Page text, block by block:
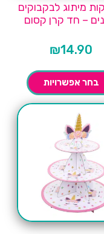
מיתוג לבקבוקים
– חד קרן קסום
₪14.90
בחר אפשרויות